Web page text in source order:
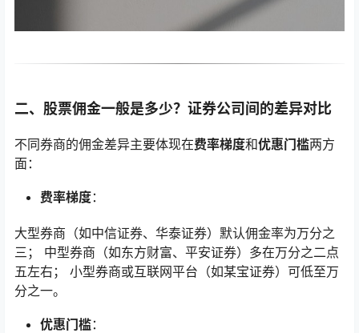
二、股票佣金一般是多少？证券公司间的差异对比
不同券商的佣金差异主要体现在费率梯度和优惠门槛两方
面：
费率梯度：
大型券商（如中信证券、华泰证券）默认佣金率为万分之
三； 中型券商（如东方财富、平安证券）多在万分之二点
五左右； 小型券商或互联网平台（如某宝证券）可低至万
分之一。
优惠门槛：